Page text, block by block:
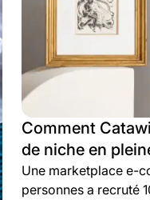
Comment
de niche en
Une marketplace e-
personnes a recruté